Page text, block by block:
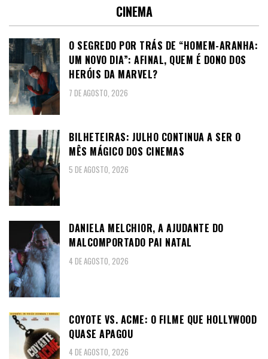
CINEMA
O SEGREDO POR TRÁS DE “HOMEM-ARANHA:
UM NOVO DIA”: AFINAL, QUEM É DONO DOS
HERÓIS DA MARVEL?
7 DE AGOSTO, 2026
BILHETEIRAS: JULHO CONTINUA A SER O
MÊS MÁGICO DOS CINEMAS
5 DE AGOSTO, 2026
DANIELA MELCHIOR, A AJUDANTE DO
MALCOMPORTADO PAI NATAL
4 DE AGOSTO, 2026
COYOTE VS. ACME: O FILME QUE HOLLYWOOD
QUASE APAGOU
4 DE AGOSTO, 2026